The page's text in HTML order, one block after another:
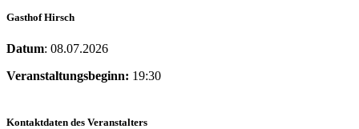
Gasthof Hirsch
Datum: 08.07.2026
Veranstaltungsbeginn: 19:30
Kontaktdaten des Veranstalters